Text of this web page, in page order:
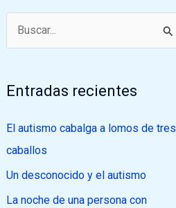
c
a
Entradas recientes
El autismo cabalga a lomos de tres
caballos
Un desconocido y el autismo
La noche de una persona con